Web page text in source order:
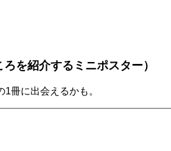
を紹介するミニポスター）
1冊に出会えるかも。